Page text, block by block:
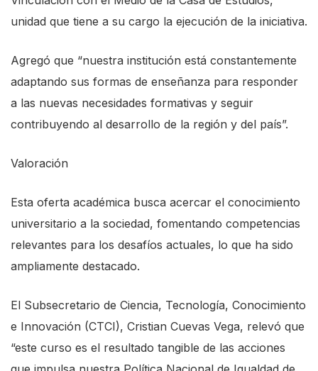
unidad que tiene a su cargo la ejecución de la iniciativa.
Agregó que “nuestra institución está constantemente
adaptando sus formas de enseñanza para responder
a las nuevas necesidades formativas y seguir
contribuyendo al desarrollo de la región y del país”.
Valoración
Esta oferta académica busca acercar el conocimiento
universitario a la sociedad, fomentando competencias
relevantes para los desafíos actuales, lo que ha sido
ampliamente destacado.
El Subsecretario de Ciencia, Tecnología, Conocimiento
e Innovación (CTCI), Cristian Cuevas Vega, relevó que
“este curso es el resultado tangible de las acciones